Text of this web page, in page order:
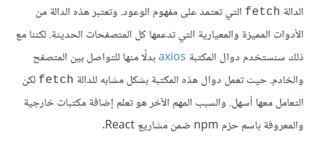
الدالة fetch التي تعتمد على مفهوم الوعود. وتعتبر هذه الدالة من
الأدوات المميزة والمعيارية التي تدعمها كل المتصفحات الحديثة. لكننا مع
ذلك سنستخدم دوال المكتبة axiosبدلًا منها للتواصل بين المتصفح
والخادم. حيث تعمل دوال هذه المكتبة بشكل مشابه للدالة fetch لكن
التعامل معها أسهل. والسبب المهم الآخر هو تعلم إضافة مكتبات خارجية
والمعروفة باسم حزم npm ضمن مشاريع React.